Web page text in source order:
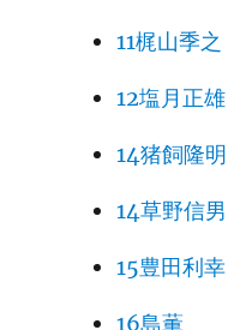
11梶山季之
12塩月正雄
14猪飼隆明
14草野信男
15豊田利幸
16島薫